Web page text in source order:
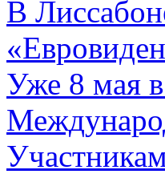
В
Уже 8 мая в